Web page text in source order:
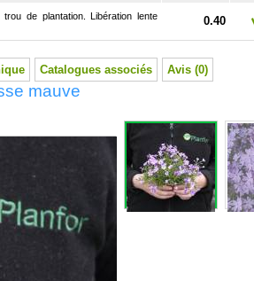
de plantation. Libération lente
0.40
Catalogues associés Avis (0)
mauve